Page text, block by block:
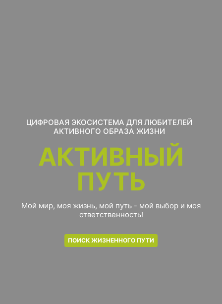
ЦИФРОВАЯ ЭКОСИСТЕМА ДЛЯ ЛЮБИТЕЛЕЙ
АКТИВНОГО ОБРАЗА ЖИЗНИ
АКТИВНЫЙ
ПУТЬ
Мой мир, моя жизнь, мой путь - мой выбор и моя
ответственность!
ПОИСК ЖИЗНЕННОГО ПУТИ